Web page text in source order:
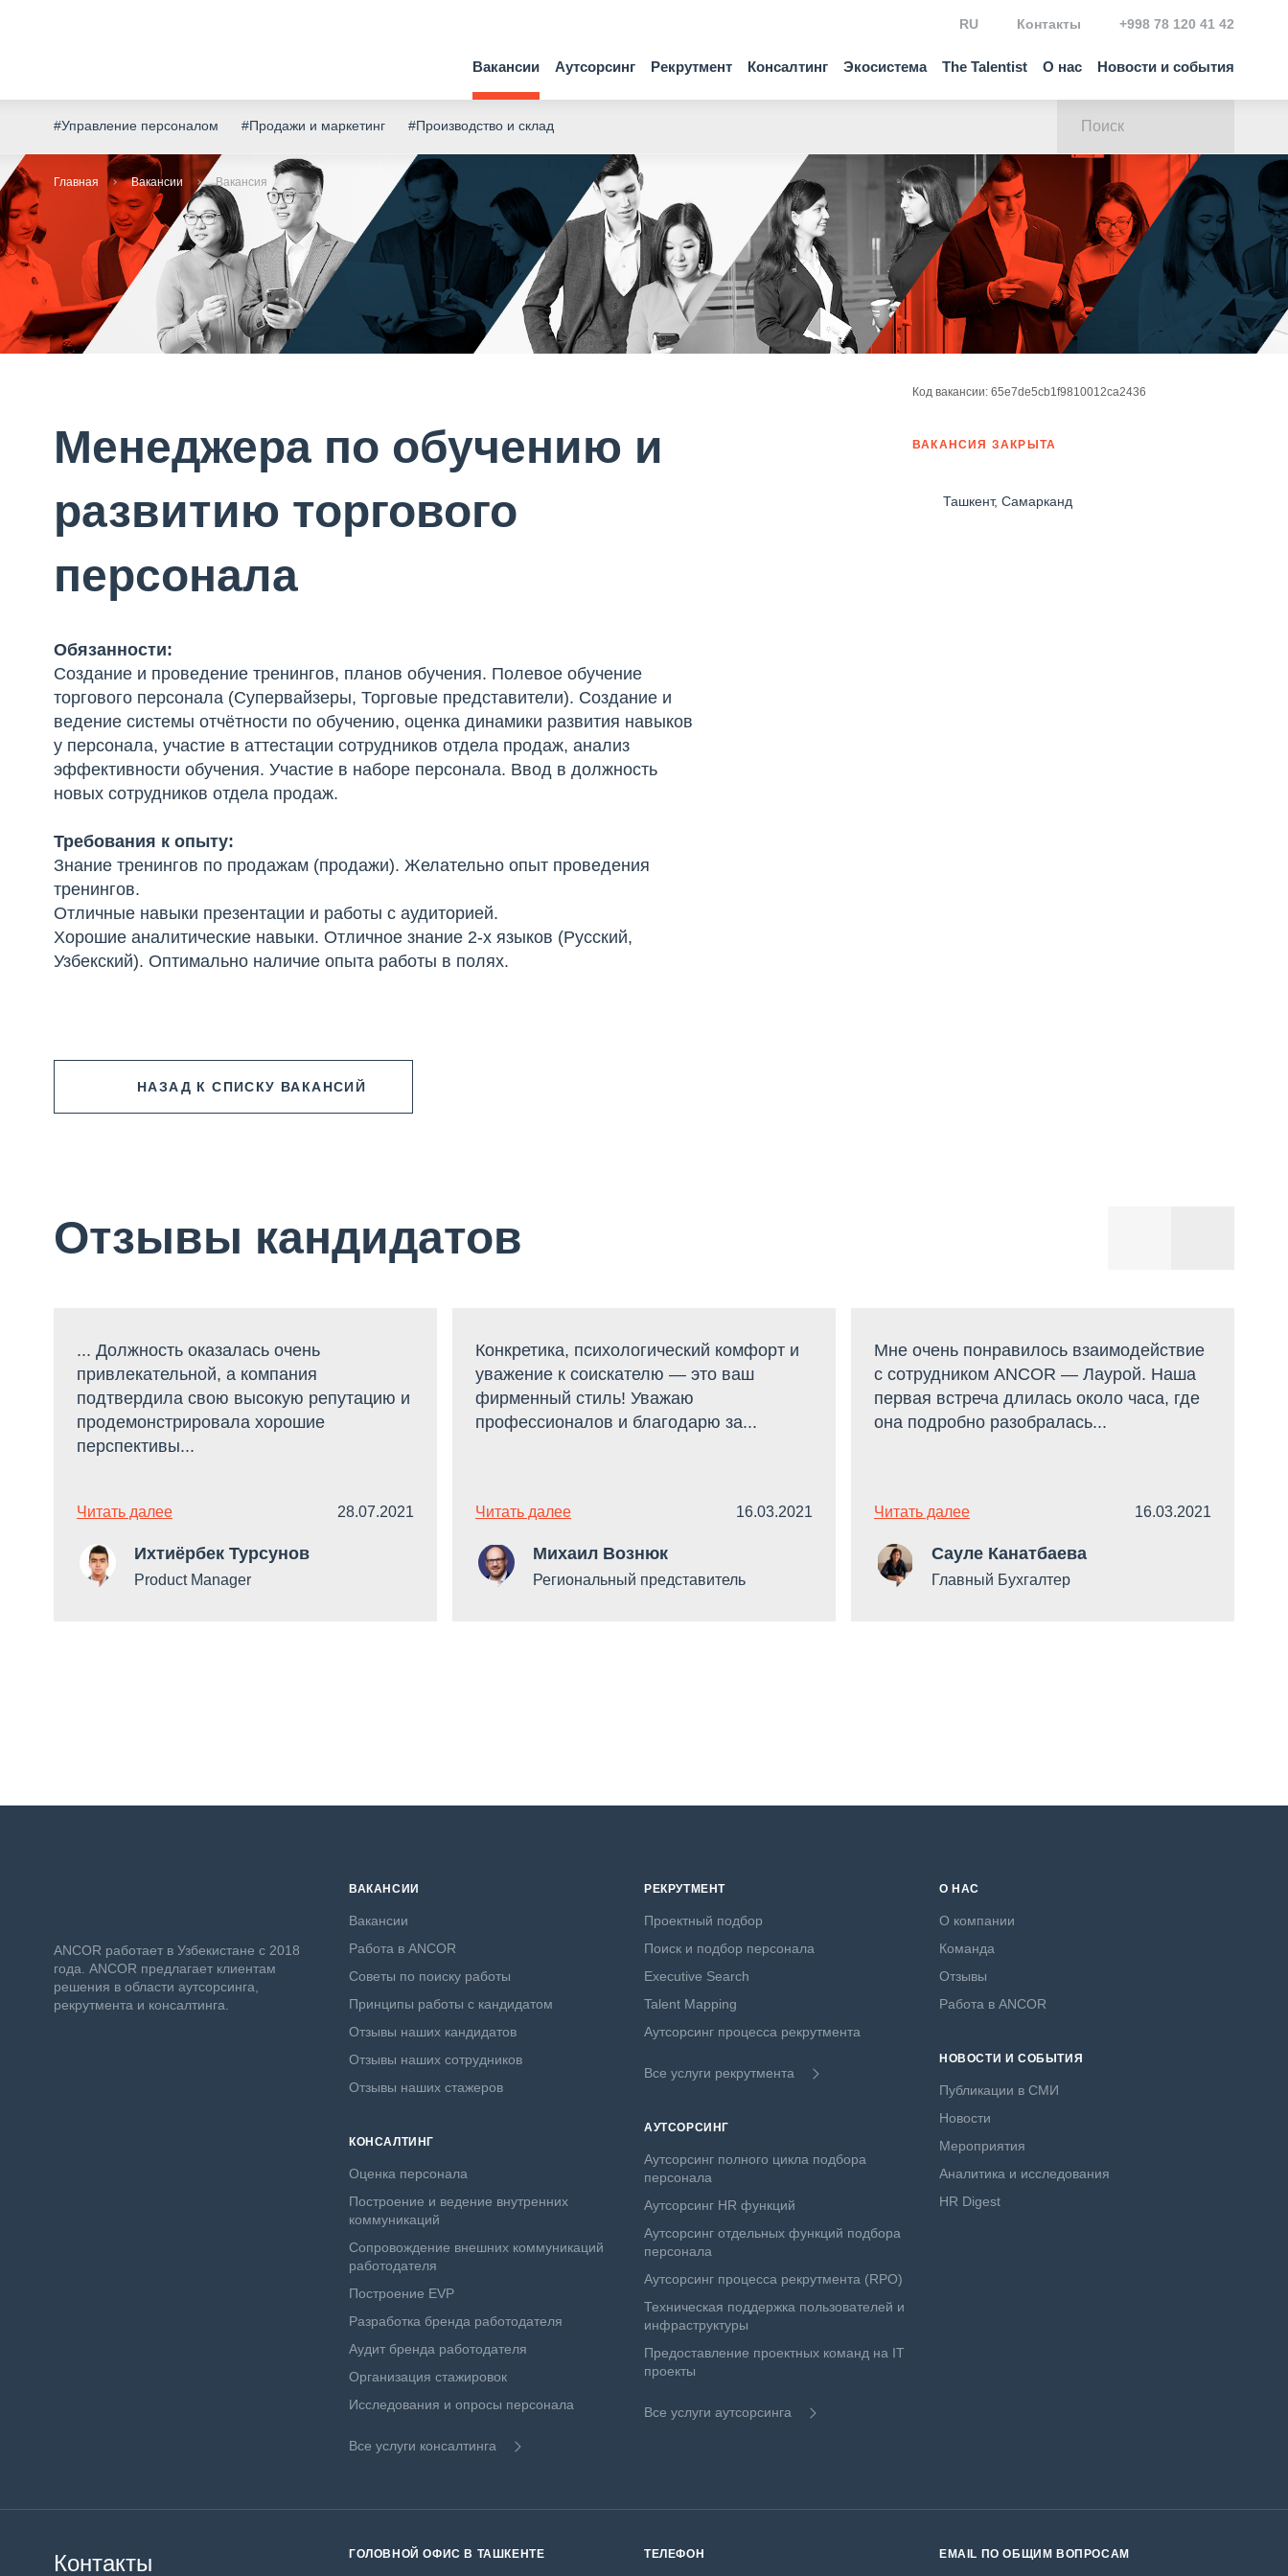
Вакансии Аутсорсинг Рекрутмент Консалтинг Экосистема The Talentist О нас Новости и события
RU Контакты +998 78 120 41 42
#Управление персоналом #Продажи и маркетинг #Производство и склад
Главная Вакансии Вакансия
Код вакансии: 65e7de5cb1f9810012ca2436
ВАКАНСИЯ ЗАКРЫТА
Ташкент, Самарканд
Менеджера по обучению и
развитию торгового
персонала
Обязанности:
Создание и проведение тренингов, планов обучения. Полевое обучение
торгового персонала (Супервайзеры, Торговые представители). Создание и
ведение системы отчётности по обучению, оценка динамики развития навыков
у персонала, участие в аттестации сотрудников отдела продаж, анализ
эффективности обучения. Участие в наборе персонала. Ввод в должность
новых сотрудников отдела продаж.
Требования к опыту:
Знание тренингов по продажам (продажи). Желательно опыт проведения
тренингов.
Отличные навыки презентации и работы с аудиторией.
Хорошие аналитические навыки. Отличное знание 2-х языков (Русский,
Узбекский). Оптимально наличие опыта работы в полях.
НАЗАД К СПИСКУ ВАКАНСИЙ
Отзывы кандидатов
... Должность оказалась очень
привлекательной, а компания
подтвердила свою высокую репутацию и
продемонстрировала хорошие
перспективы...
Читать далее 28.07.2021
Ихтиёрбек Турсунов
Product Manager
Конкретика, психологический комфорт и
уважение к соискателю — это ваш
фирменный стиль! Уважаю
профессионалов и благодарю за...
Читать далее 16.03.2021
Михаил Вознюк
Региональный представитель
Мне очень понравилось взаимодействие
с сотрудником ANCOR — Лаурой. Наша
первая встреча длилась около часа, где
она подробно разобралась...
Читать далее 16.03.2021
Сауле Канатбаева
Главный Бухгалтер
ANСOR работает в Узбекистане с 2018
года. ANCOR предлагает клиентам
решения в области аутсорсинга,
рекрутмента и консалтинга.
ВАКАНСИИ
Вакансии
Работа в ANCOR
Советы по поиску работы
Принципы работы с кандидатом
Отзывы наших кандидатов
Отзывы наших сотрудников
Отзывы наших стажеров
КОНСАЛТИНГ
Оценка персонала
Построение и ведение внутренних
коммуникаций
Сопровождение внешних коммуникаций
работодателя
Построение EVP
Разработка бренда работодателя
Аудит бренда работодателя
Организация стажировок
Исследования и опросы персонала
Все услуги консалтинга
РЕКРУТМЕНТ
Проектный подбор
Поиск и подбор персонала
Executive Search
Talent Mapping
Аутсорсинг процесса рекрутмента
Все услуги рекрутмента
АУТСОРСИНГ
Аутсорсинг полного цикла подбора
персонала
Аутсорсинг HR функций
Аутсорсинг отдельных функций подбора
персонала
Аутсорсинг процесса рекрутмента (RPO)
Техническая поддержка пользователей и
инфраструктуры
Предоставление проектных команд на IT
проекты
Все услуги аутсорсинга
О НАС
О компании
Команда
Отзывы
Работа в ANCOR
НОВОСТИ И СОБЫТИЯ
Публикации в СМИ
Новости
Мероприятия
Аналитика и исследования
HR Digest
Контакты ГОЛОВНОЙ ОФИС В ТАШКЕНТЕ ТЕЛЕФОН EMAIL ПО ОБЩИМ ВОПРОСАМ